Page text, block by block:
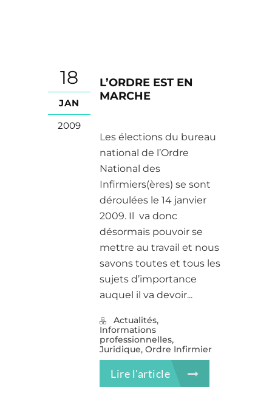
18
JAN
2009
L’ORDRE EST EN
MARCHE
Les élections du bureau
national de l’Ordre
National des
Infirmiers(ères) se sont
déroulées le 14 janvier
2009. Il va donc
désormais pouvoir se
mettre au travail et nous
savons toutes et tous les
sujets d’importance
auquel il va devoir...
Actualités,
Informations
professionnelles,
Juridique, Ordre Infirmier
Lire l'article